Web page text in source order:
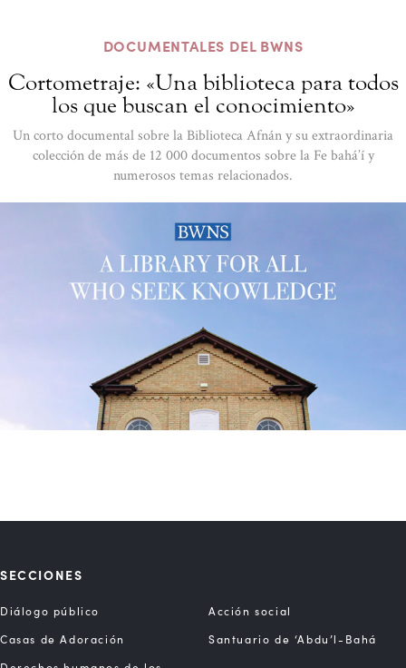
DOCUMENTALES DEL BWNS
Cortometraje: «Una biblioteca para todos
los que buscan el conocimiento»
Un corto documental sobre la Biblioteca Afnán y su extraordinaria
colección de más de 12 000 documentos sobre la Fe bahá’í y
numerosos temas relacionados.
SECCIONES
Diálogo público
Acción social
Casas de Adoración
Santuario de ‘Abdu’l-Bahá